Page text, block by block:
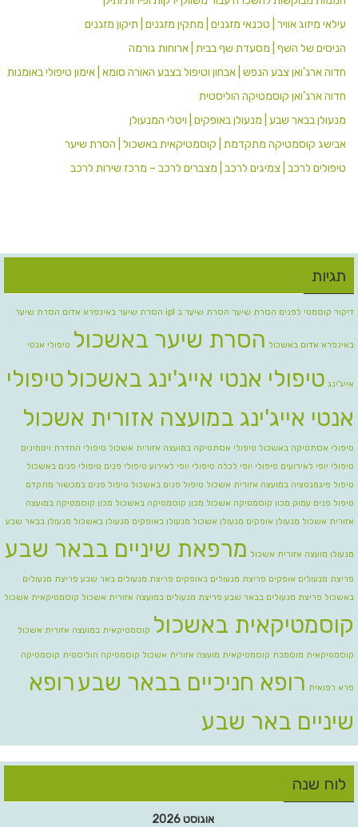
עילאי מיזוג אוויר | טכנאי מזגנים | מתקין מזגנים | תיקון מזגנים
הניסים של השף | מסעדת שף בבית | ארוחות גורמה
חדוה ארג'ואן צבע הנפש | אבחון וטיפול בצבע האורה סומא | אימון טיפולי באומנות
חדוה ארג’ואן קוסמטיקה הוליסטית
מנעולן בבאר שבע | מנעולן באופקים | ויטלי המנעולן
אבישג קוסמטיקה מתקדמת | קוסמטיקאית באשכול | הסרת שיער
טיפולים לרכב | צמיגים לרכב | מצברים לרכב – מרכז שירות לרכב
תגיות
דיקור קוסמטי לפנים הסרת שיער הסרת שיער ב ipl הסרת שיער באינפרא אדום הסרת שיער
באינפרא אדום באשכול הסרת שיער באשכול טיפולי אנטי
אייג'ינג טיפולי אנטי אייג'ינג באשכולטיפולי
אנטי אייג'ינג במועצה אזורית אשכול
טיפולי אסתטיקה באשכול טיפולי אסתטיקה במועצה אזורית אשכול טיפולי החדרת ויטמינים
טיפולי יופי לאירועים טיפולי יופי לכלה טיפולי יופי לאירוע טיפולי פנים טיפולי פנים באשכול
טיפול פיגמנטציה במועצה אזורית אשכול טיפול פנים באשכול טיפול פנים במכשור מתקדם
טיפול פנים עמוק מכון קוסמטיקה אשכול מכון קוסמטיקה באשכול מכון קוסמטיקה במועצה
אזורית אשכול מנעולן אופקים מנעולן אשכול מנעולן באופקים מנעולן באשכול מנעולן בבאר שבע
מנעולן מועצה אזורית אשכול מרפאת שיניים בבאר שבע
פריצת מנעולים אופקים פריצת מנעולים באופקים פריצת מנעולים באר שבע פריצת מנעולים
באשכול פריצת מנעולים בבאר שבע פריצת מנעולים במועצה אזורית אשכול קוסמטיקאית אשכול
קוסמטיקאית באשכול קוסמטיקאית במועצה אזורית אשכול
קוסמטיקאית מוסמכת קוסמטיקאית מועצה אזורית אשכול קוסמטיקה הוליסטית קוסמטיקה
פרא רפואית רופא חניכיים בבאר שבערופא
שיניים באר שבע
לוח שנה
אוגוסט 2026